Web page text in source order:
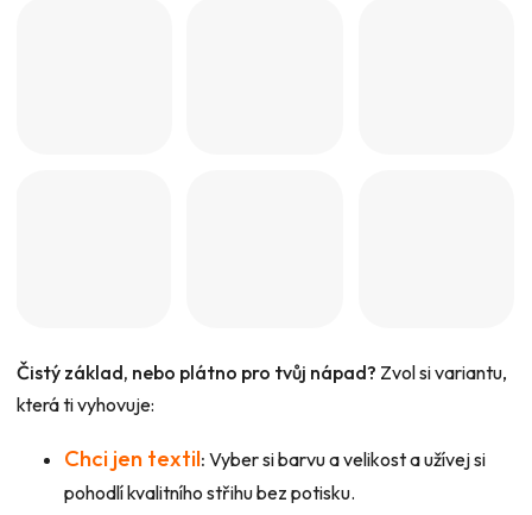
Čistý základ, nebo plátno pro tvůj nápad? Zvol si variantu,
která ti vyhovuje:
Chci jen textil: Vyber si barvu a velikost a užívej si
pohodlí kvalitního střihu bez potisku.